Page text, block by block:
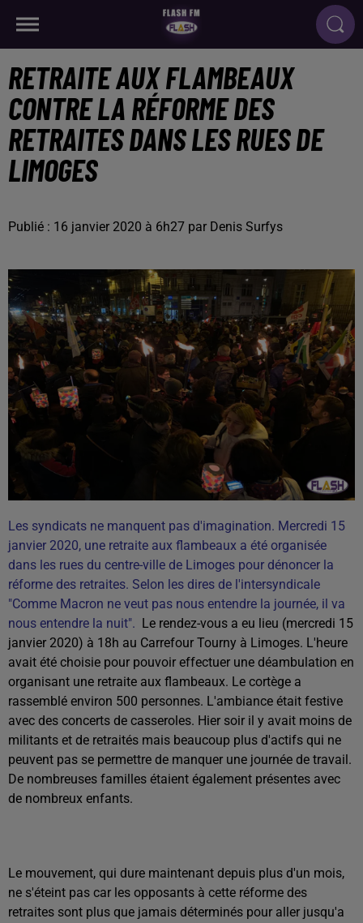
RETRAITE AUX FLAMBEAUX
CONTRE LA RÉFORME DES
RETRAITES DANS LES RUES DE
LIMOGES
Publié : 16 janvier 2020 à 6h27 par Denis Surfys
Les syndicats ne manquent pas d'imagination. Mercredi 15
janvier 2020, une retraite aux flambeaux a été organisée
dans les rues du centre-ville de Limoges pour dénoncer la
réforme des retraites. Selon les dires de l'intersyndicale
"Comme Macron ne veut pas nous entendre la journée, il va
nous entendre la nuit".
Le rendez-vous a eu lieu (mercredi 15
janvier 2020) à 18h au Carrefour Tourny à Limoges. L'heure
avait été choisie pour pouvoir effectuer une déambulation en
organisant une retraite aux flambeaux. Le cortège a
rassemblé environ 500 personnes. L'ambiance était festive
avec des concerts de casseroles. Hier soir il y avait moins de
militants et de retraités mais beaucoup plus d'actifs qui ne
peuvent pas se permettre de manquer une journée de travail.
De nombreuses familles étaient également présentes avec
de nombreux enfants.
Le mouvement, qui dure maintenant depuis plus d'un mois,
ne s'éteint pas car les opposants à cette réforme des
retraites sont plus que jamais déterminés pour aller jusqu'a